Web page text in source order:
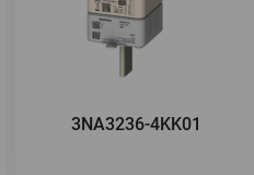
3NA3236-4KK01